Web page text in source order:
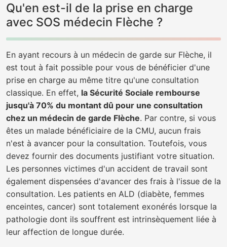
Qu'en est-il de la prise en charge
avec SOS médecin Flèche ?
En ayant recours à un médecin de garde sur Flèche, il
est tout à fait possible pour vous de bénéficier d'une
prise en charge au même titre qu'une consultation
classique. En effet, la Sécurité Sociale rembourse
jusqu'à 70% du montant dû pour une consultation
chez un médecin de garde Flèche. Par contre, si vous
êtes un malade bénéficiaire de la CMU, aucun frais
n'est à avancer pour la consultation. Toutefois, vous
devez fournir des documents justifiant votre situation.
Les personnes victimes d'un accident de travail sont
également dispensées d'avancer des frais à l'issue de la
consultation. Les patients en ALD (diabète, femmes
enceintes, cancer) sont totalement exonérés lorsque la
pathologie dont ils souffrent est intrinsèquement liée à
leur affection de longue durée.